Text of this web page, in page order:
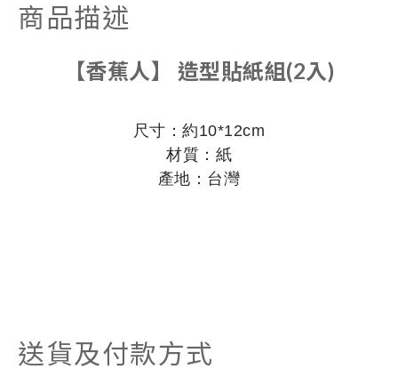
商品描述
【香蕉人】 造型貼紙組(2入)
尺寸：約10*12cm
材質：紙
產地：台灣
送貨及付款方式